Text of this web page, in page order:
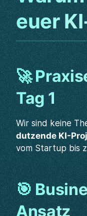
euer
🚀
Tag 1
Wir sind keine
dutzende KI-
vom Startup bis
🎯
Ansatz